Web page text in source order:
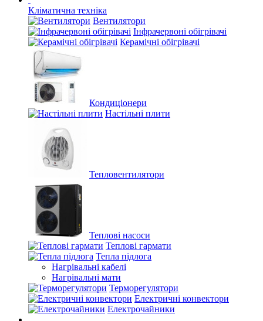
Кліматична техніка
Вентилятори
Інфрачервоні обігрівачі
Керамічні обігрівачі
Кондиціонери
Настільні плити
Тепловентилятори
Теплові насоси
Теплові гармати
Тепла підлога
Нагрівальні кабелі
Нагрівальні мати
Терморегулятори
Електричні конвектори
Електрочайники